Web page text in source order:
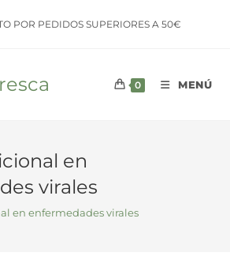
POR PEDIDOS SUPERIORES A 50€
0 MENÚ
en
virales
en enfermedades virales